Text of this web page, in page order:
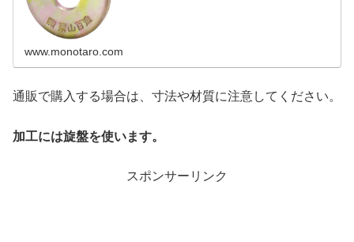
www.monotaro.com
通販で購入する場合は、寸法や材質に注意してください。
加工には旋盤を使います。
スポンサーリンク